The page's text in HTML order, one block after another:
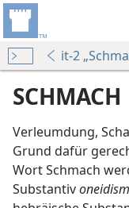
it-2
SCHMACH
Verleumdung,
Grund dafür
Wort Schmach
Substantiv